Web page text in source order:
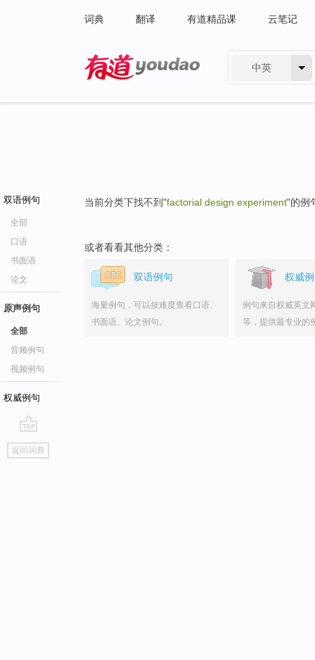
词典 翻译 有道精品课 云笔记
中英
双语例句
全部
口语
书面语
论文
原声例句
全部
音频例句
视频例句
权威例句
go
top
返回词典
当前分类下找不到"factorial design experiment"的例
或者看看其他分类：
双语例句
海量例句，可以按难度查看口语、
书面语、论文例句。
权威
例句来自权威英文
等，提供最专业的